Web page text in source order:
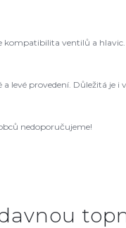
ventilů a hlavic.
levé provedení. Důležitá je
nedoporučujeme!